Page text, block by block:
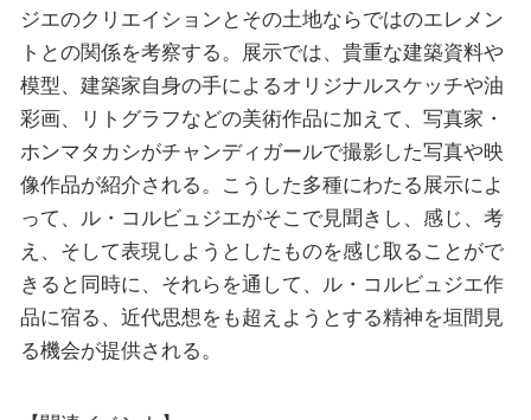
ジエのクリエイションとその土地ならではのエレメン
トとの関係を考察する。展示では、貴重な建築資料や
模型、建築家自身の手によるオリジナルスケッチや油
彩画、リトグラフなどの美術作品に加えて、写真家・
ホンマタカシがチャンディガールで撮影した写真や映
像作品が紹介される。こうした多種にわたる展示によ
って、ル・コルビュジエがそこで見聞きし、感じ、考
え、そして表現しようとしたものを感じ取ることがで
きると同時に、それらを通して、ル・コルビュジエ作
品に宿る、近代思想をも超えようとする精神を垣間見
る機会が提供される。